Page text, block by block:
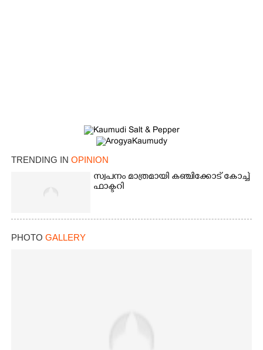
TRENDING IN OPINION
സ്വപനം മാത്രമായി കഞ്ചിക്കോട് കോച്ച്
ഫാക്ടറി
PHOTO GALLERY